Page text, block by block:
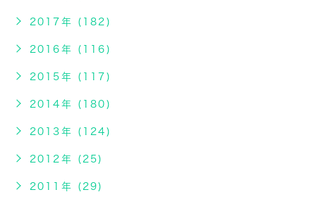
2017年 (182)
2016年 (116)
2015年 (117)
2014年 (180)
2013年 (124)
2012年 (25)
2011年 (29)